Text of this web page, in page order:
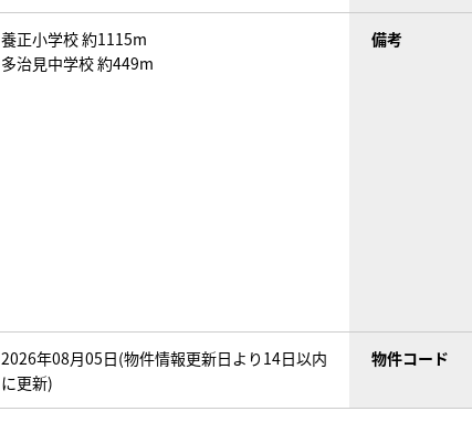
養正小学校 約1115m
多治見中学校 約449m
備考
2026年08月05日(物件情報更新日より14日以内
に更新)
物件コード